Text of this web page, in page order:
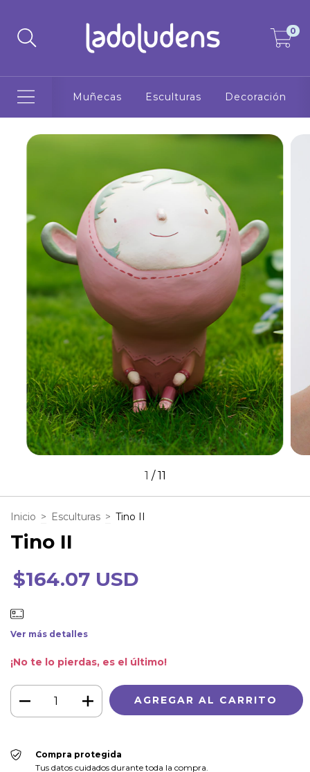
0
Muñecas Esculturas Decoración
1 /11
Inicio > Esculturas > Tino II
Tino II
$164.07 USD
Ver más detalles
¡No te lo pierdas, es el último!
Compra protegida
Tus datos cuidados durante toda la compra.